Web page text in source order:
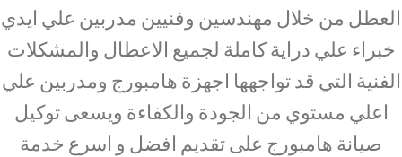
العطل من خلال مهندسين وفنيين مدربين علي ايدي
خبراء علي دراية كاملة لجميع الاعطال والمشكلات
الفنية التي قد تواجهها اجهزة هامبورج ومدربين علي
اعلي مستوي من الجودة والكفاءة ويسعى توكيل
صيانة هامبورج على تقديم افضل و اسرع خدمة